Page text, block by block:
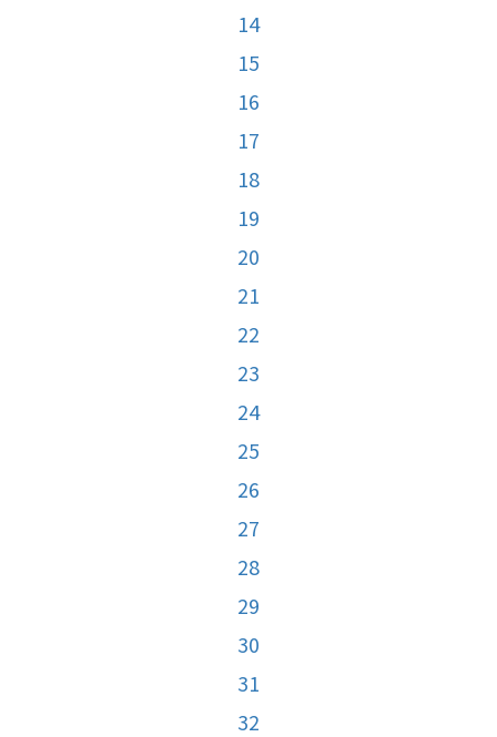
14
15
16
17
18
19
20
21
22
23
24
25
26
27
28
29
30
31
32